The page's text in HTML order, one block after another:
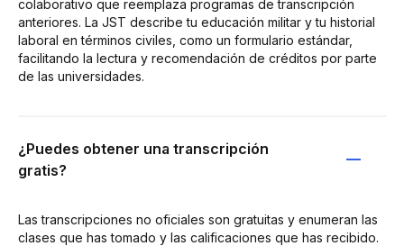
colaborativo que reemplaza programas de transcripción
anteriores. La JST describe tu educación militar y tu historial
laboral en términos civiles, como un formulario estándar,
facilitando la lectura y recomendación de créditos por parte
de las universidades.
¿Puedes obtener una transcripción
gratis?
Las transcripciones no oficiales son gratuitas y enumeran las
clases que has tomado y las calificaciones que has recibido.